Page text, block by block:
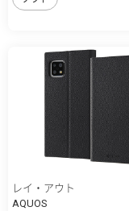
レイ・アウト
AQUOS